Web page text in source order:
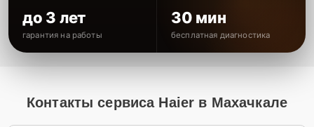
до 3 лет
гарантия на работы
30 мин
бесплатная диагностика
Контакты сервиса Haier в Махачкале